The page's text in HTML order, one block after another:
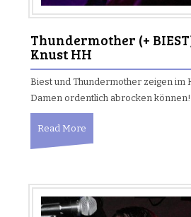
Thundermother (+
Knust HH
Biest und Thundermother zeigen im
Damen ordentlich abrocken können!
Read More